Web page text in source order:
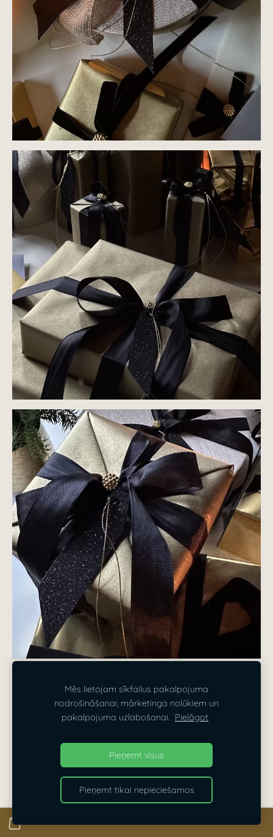
Mēs lietojam sīkfailus pakalpojuma
nodrošināšanai, mārketinga nolūkiem un
pakalpojuma uzlabošanai. Pielāgot
Pieņemt visus
Pieņemt tikai nepieciešamos